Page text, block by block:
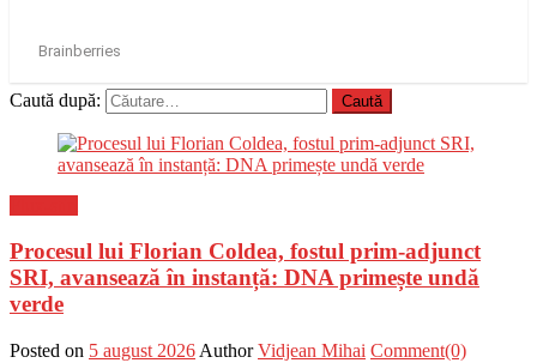
Caută după:
Procesul lui Florian Coldea, fostul prim-adjunct
SRI, avansează în instanță: DNA primește undă
verde
Posted on 5 august 2026 Author Vidjean Mihai Comment(0)